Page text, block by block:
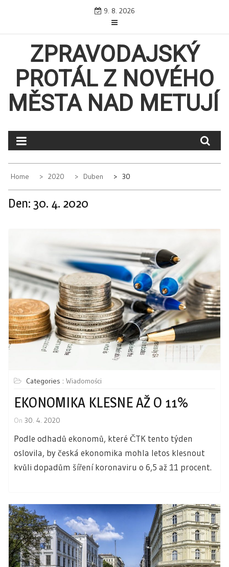
9. 8. 2026
ZPRAVODAJSKÝ
PROTÁL Z NOVÉHO
MĚSTA NAD METUJÍ
Home 2020 Duben 30
Den: 30. 4. 2020
Categories : Wiadomości
EKONOMIKA KLESNE AŽ O 11%
On 30. 4. 2020
Podle odhadů ekonomů, které ČTK tento týden
oslovila, by česká ekonomika mohla letos klesnout
kvůli dopadům šíření koronaviru o 6,5 až 11 procent.